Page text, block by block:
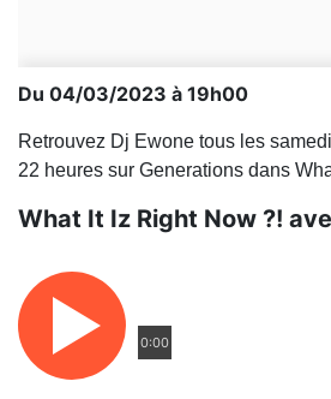
Du 04/03/2023 à 19h00
Retrouvez Dj Ewone tous les
22 heures sur Generations dans
What It Iz Right Now ?!
0:00